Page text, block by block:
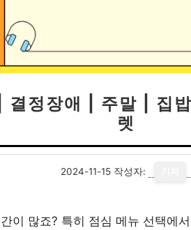
결정장애 | 주말 | 집
렛
2024-11-15 작성자:
이 많죠? 특히 점심 메뉴 선택에